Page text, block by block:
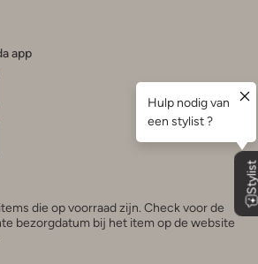
app
die op voorraad zijn. Check voor de
bezorgdatum bij het item op de website